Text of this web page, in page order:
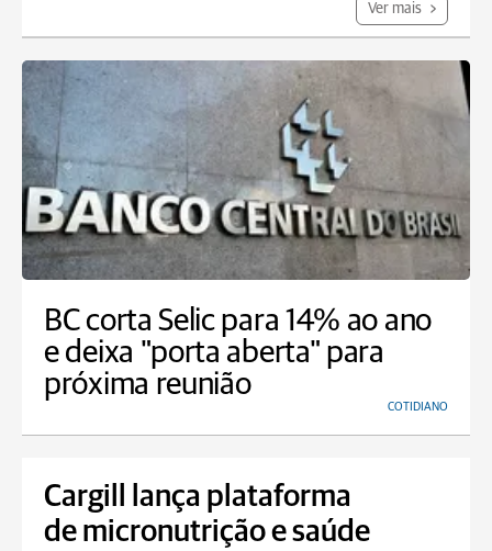
Ver mais
BC corta Selic para 14% ao ano
e deixa "porta aberta" para
próxima reunião
COTIDIANO
Cargill lança plataforma
de micronutrição e saúde